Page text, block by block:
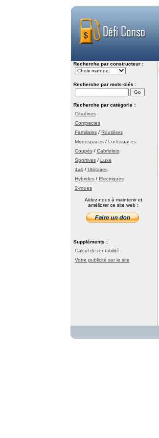
Recherche par constructeur :
Recherche par mots-clés :
Recherche par catégorie :
Citadines
Compactes
Familiales/ Routières
Monospaces/ Ludospaces
Coupés/ Cabriolets
Sportives/ Luxe
4x4/ Utilitaires
Hybrides/ Electriques
2-roues
Aidez-nous à maintenir et
améliorer ce site web :
Suppléments :
Calcul de rentabilité
Votre publicité sur le site